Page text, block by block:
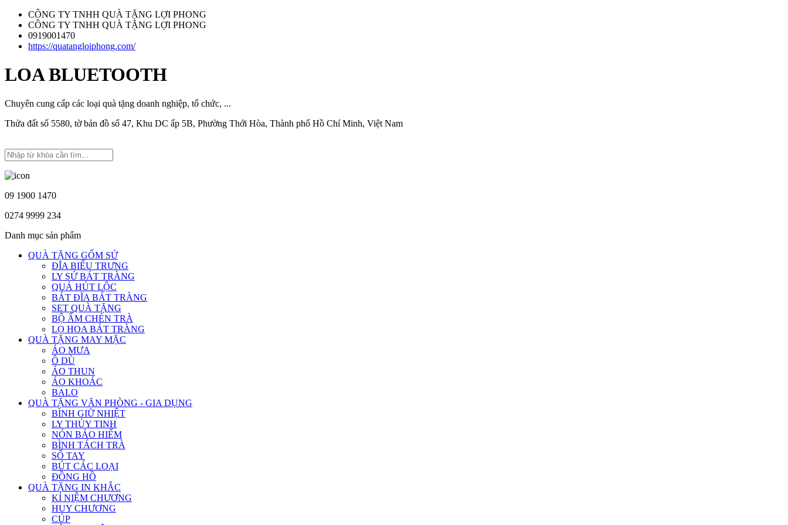
CÔNG TY TNHH QUÀ TẶNG LỢI PHONG
CÔNG TY TNHH QUÀ TẶNG LỢI PHONG
0919001470
https://quatangloiphong.com/
LOA BLUETOOTH
Chuyên cung cấp các loại quà tặng doanh nghiệp, tổ chức, ...
Thửa đất số 5580, tờ bản đồ số 47, Khu DC ấp 5B, Phường Thới Hòa, Thành phố Hồ Chí Minh, Việt Nam
09 1900 1470
0274 9999 234
Danh mục sản phẩm
QUÀ TẶNG GỐM SỨ
ĐĨA BIỂU TRƯNG
LY SỨ BÁT TRÀNG
QUẢ HÚT LỘC
BÁT ĐĨA BÁT TRÀNG
SET QUÀ TẶNG
BỘ ẤM CHÉN TRÀ
LỌ HOA BÁT TRÀNG
QUÀ TẶNG MAY MẶC
ÁO MƯA
Ô DÙ
ÁO THUN
ÁO KHOÁC
BALO
QUÀ TẶNG VĂN PHÒNG - GIA DỤNG
BÌNH GIỮ NHIỆT
LY THỦY TINH
NÓN BẢO HIỂM
BÌNH TÁCH TRÀ
SỔ TAY
BÚT CÁC LOẠI
ĐỒNG HỒ
QUÀ TẶNG IN KHẮC
KỈ NIỆM CHƯƠNG
HUY CHƯƠNG
CÚP